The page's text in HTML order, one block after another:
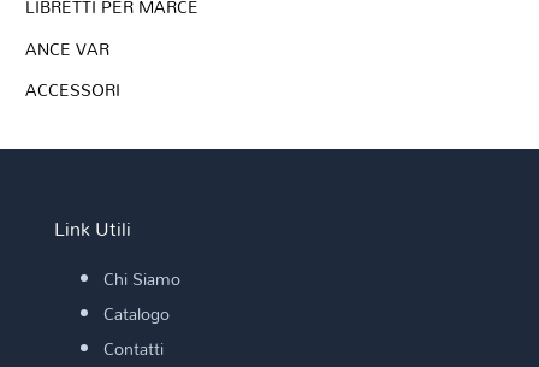
LIBRETTI PER MARCE
ANCE VAR
ACCESSORI
Link Utili
Chi Siamo
Catalogo
Contatti